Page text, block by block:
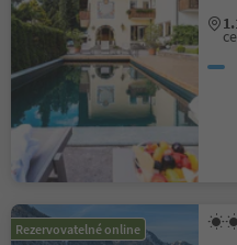
Rezervovatelné online